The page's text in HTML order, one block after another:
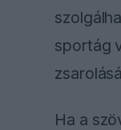
sportág
Ha a